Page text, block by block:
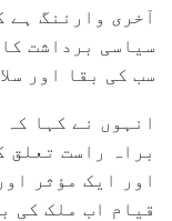
آخری وارننگ ہے
سیاسی برداشت
سب کی بقا اور
انہوں نے کہا
براہ راست تعلق
اور ایک مؤثر
قیام اب ملک کی